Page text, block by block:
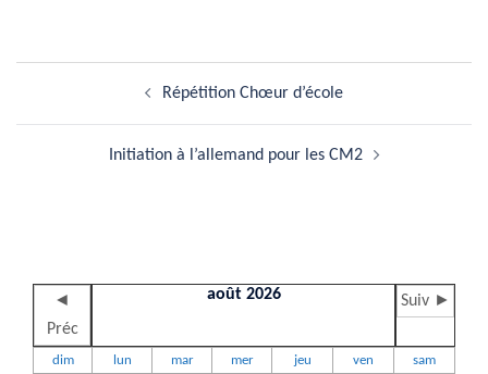
Répétition Chœur d’école
Initiation à l’allemand pour les CM2
◄
Préc
août 2026 Suiv ►
dim lun mar mer jeu ven sam